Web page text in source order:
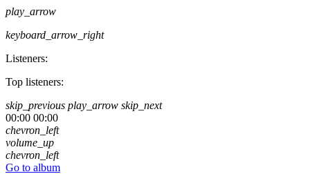
play_arrow
keyboard_arrow_right
Listeners:
Top listeners:
skip_previous play_arrow skip_next
00:00 00:00
chevron_left
volume_up
chevron_left
Go to album